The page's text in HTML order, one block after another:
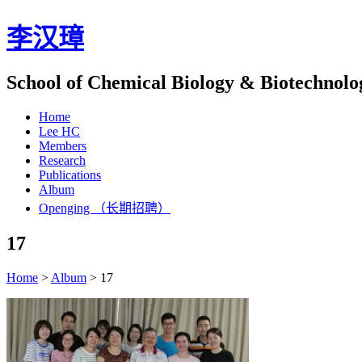
李汉璋
School of Chemical Biology &
Home
Lee HC
Members
Research
Publications
Album
Openging （长期招聘）
17
Home > Album > 17